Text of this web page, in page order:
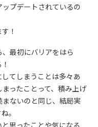
プデートされているの
！
最初にバリアをはら
てしまうことは多々あ
ったことって、積み上げ
ないのと同じ、結局実
。